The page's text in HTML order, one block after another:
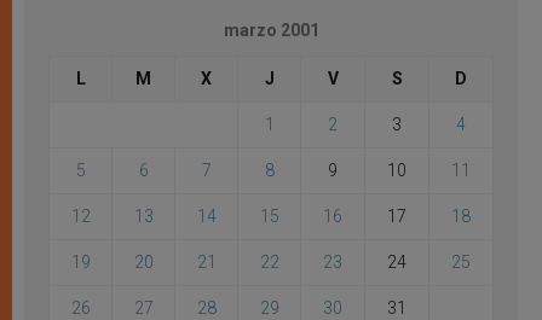
marzo 2001
L M X J V S D
1 2 3 4
5 6 7 8 9 10 11
12 13 14 15 16 17 18
19 20 21 22 23 24 25
26 27 28 29 30 31